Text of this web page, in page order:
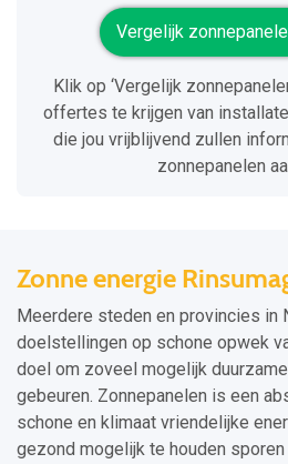
Vergelijk
Klik op ‘Vergelijk
offertes te krijgen van
die jou vrijblijvend zullen
zonnepanelen
Zonne energie
Meerdere steden en provincies in
doelstellingen op schone opwek
doel om zoveel mogelijk
gebeuren. Zonnepanelen is een
schone en klimaat vriendelijke
gezond mogelijk te houden